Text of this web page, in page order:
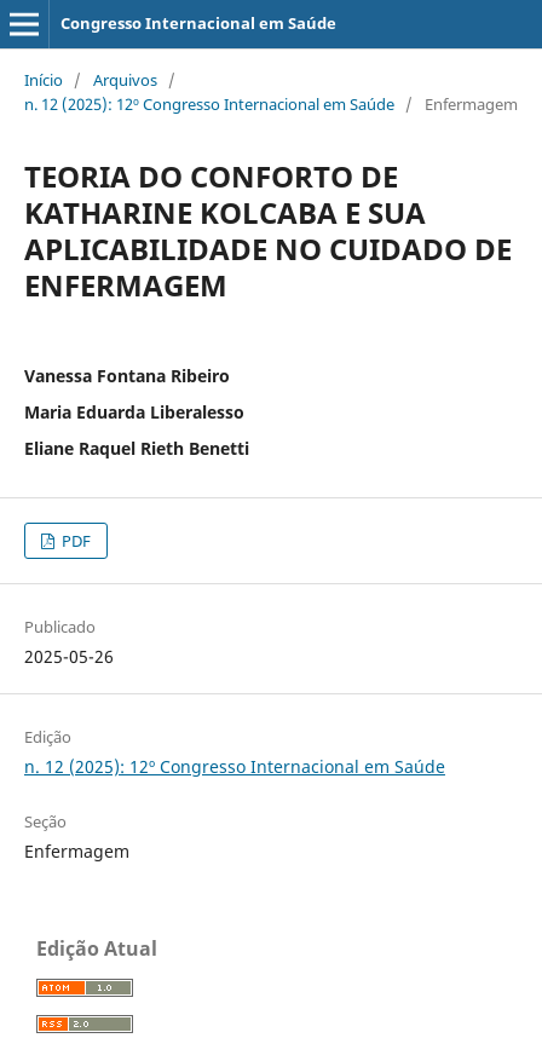
Congresso Internacional em Saúde
Início / Arquivos /
n. 12 (2025): 12º Congresso Internacional em Saúde / Enfermagem
TEORIA DO CONFORTO DE
KATHARINE KOLCABA E SUA
APLICABILIDADE NO CUIDADO DE
ENFERMAGEM
Vanessa Fontana Ribeiro
Maria Eduarda Liberalesso
Eliane Raquel Rieth Benetti
PDF
Publicado
2025-05-26
Edição
n. 12 (2025): 12º Congresso Internacional em Saúde
Seção
Enfermagem
Edição Atual